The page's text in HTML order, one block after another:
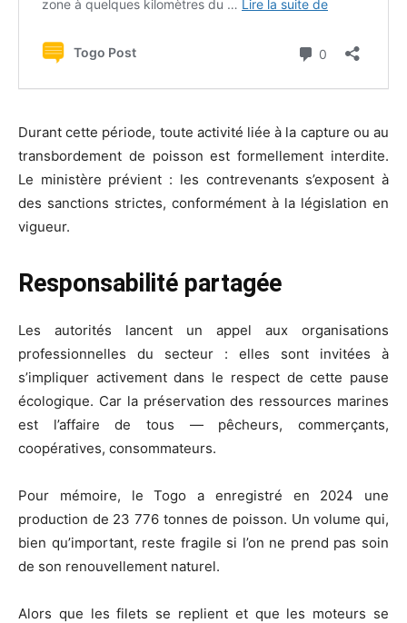
Durant cette période, toute activité liée à la capture ou au
transbordement de poisson est formellement interdite.
Le ministère prévient : les contrevenants s’exposent à
des sanctions strictes, conformément à la législation en
vigueur.
Responsabilité partagée
Les autorités lancent un appel aux organisations
professionnelles du secteur : elles sont invitées à
s’impliquer activement dans le respect de cette pause
écologique. Car la préservation des ressources marines
est l’affaire de tous — pêcheurs, commerçants,
coopératives, consommateurs.
Pour mémoire, le Togo a enregistré en 2024 une
production de 23 776 tonnes de poisson. Un volume qui,
bien qu’important, reste fragile si l’on ne prend pas soin
de son renouvellement naturel.
Alors que les filets se replient et que les moteurs se